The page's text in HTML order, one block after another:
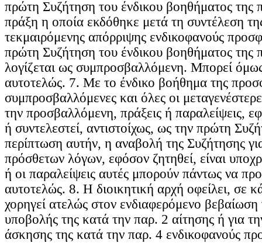
πρώτη Συζήτηση του ένδικου βοηθήματος της
πράξη η οποία εκδόθηκε μετά τη συντέλεση
τεκμαιρόμενης απόρριψης ενδικοφανούς
πρώτη Συζήτηση του ένδικου βοηθήματος της
λογίζεται ως συμπροσβαλλόμενη. Μπορεί
αυτοτελώς. 7. Με το ένδικο βοήθημα της
συμπροσβαλλόμενες και όλες οι
την προσβαλλόμενη, πράξεις ή παραλείψεις,
ή συντελεστεί, αντιστοίχως, ως την πρώτη
περίπτωση αυτήν, η αναβολή της Συζήτησης
πρόσθετων λόγων, εφόσον ζητηθεί, είναι
ή οι παραλείψεις αυτές μπορούν πάντως να
αυτοτελώς. 8. Η διοικητική αρχή οφείλει, σε
χορηγεί ατελώς στον ενδιαφερόμενο βεβαίωση
υποβολής της κατά την παρ. 2 αίτησης ή για
άσκησης της κατά την παρ. 4 ενδικοφανούς